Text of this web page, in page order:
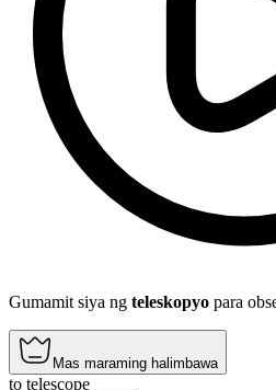
Gumamit siya ng teleskopyo para
Mas maraming halimbawa
to telescope